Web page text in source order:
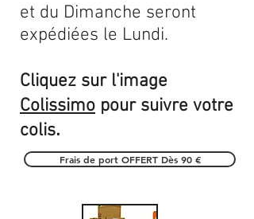
et du Dimanche seront
expédiées le Lundi.
Cliquez sur l'image
Colissimo pour suivre votre
colis.
Frais de port OFFERT Dès 90 €